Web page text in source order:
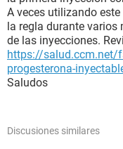
A veces utilizando
la regla durante varios
de las inyecciones.
https://salud.ccm.net/
progesterona-
Saludos
Discusiones similares